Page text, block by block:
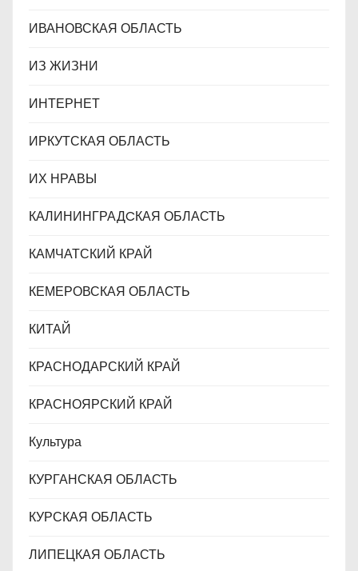
ИВАНОВСКАЯ ОБЛАСТЬ
ИЗ ЖИЗНИ
ИНТЕРНЕТ
ИРКУТСКАЯ ОБЛАСТЬ
ИХ НРАВЫ
КАЛИНИНГРАДCКАЯ ОБЛАСТЬ
КАМЧАТСКИЙ КРАЙ
КЕМЕРОВСКАЯ ОБЛАСТЬ
КИТАЙ
КРАСНОДАРСКИЙ КРАЙ
КРАСНОЯРСКИЙ КРАЙ
Культура
КУРГАНСКАЯ ОБЛАСТЬ
КУРСКАЯ ОБЛАСТЬ
ЛИПЕЦКАЯ ОБЛАСТЬ